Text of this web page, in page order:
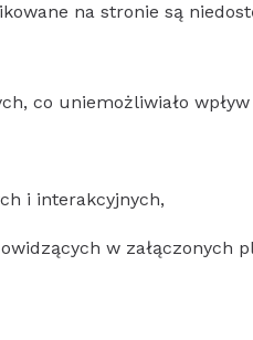
na stronie są
co uniemożliwiało
i interakcyjnych,
w załączonych